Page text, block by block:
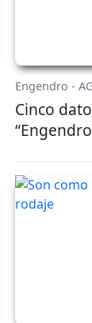
Engendro -
Cinco